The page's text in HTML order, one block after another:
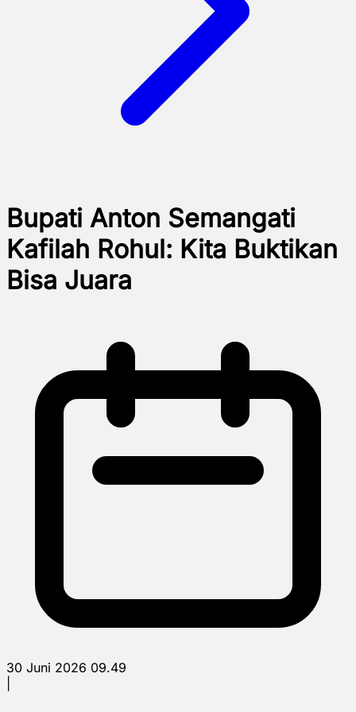
Bupati Anton Semangati
Kafilah Rohul: Kita Buktikan
Bisa Juara
30 Juni 2026 09.49